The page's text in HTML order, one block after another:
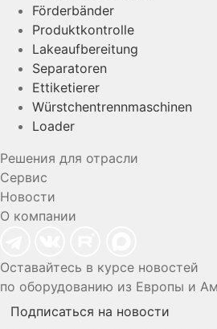
Förderbänder
Produktkontrolle
Lakeaufbereitung
Separatoren
Ettiketierer
Würstchentrennmaschinen
Loader
Решения для отрасли
Сервис
Новости
О компании
Оставайтесь в курсе новостей
по оборудованию из Европы и
Подписаться на новости